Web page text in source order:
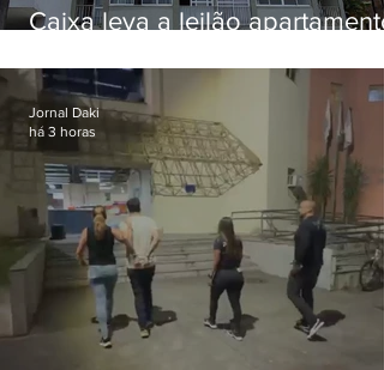
Caixa leva a leilão apartamento
Botafogo
Jornal Daki
há 3 horas